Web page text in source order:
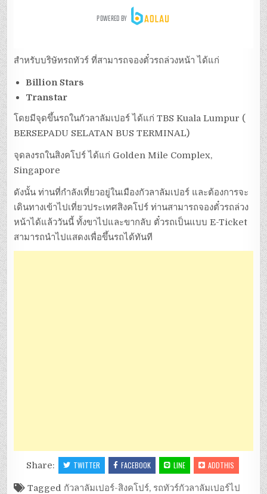
สำหรับบริษัทรถทัวร์ ที่สามารถจองตั๋วรถล่วงหน้า ได้แก่
Billion Stars
Transtar
โดยมีจุดขึ้นรถในกัวลาลัมเปอร์ ได้แก่ TBS Kuala Lumpur (
BERSEPADU SELATAN BUS TERMINAL)
จุดลงรถในสิงคโปร์ ได้แก่ Golden Mile Complex,
Singapore
ดังนั้น ท่านที่กำลังเที่ยวอยู่ในเมืองกัวลาลัมเปอร์ และต้องการจะ
เดินทางเข้าไปเที่ยวประเทศสิงคโปร์ ท่านสามารถจองตั๋วรถล่วง
หน้าได้แล้ววันนี้ ทั้งขาไปและขากลับ ตั๋วรถเป็นแบบ E-Ticket
สามารถนำไปแสดงเพื่อขึ้นรถได้ทันที
Share: TWITTER FACEBOOK LINE ADDTHIS
Tagged กัวลาลัมเปอร์-สิงคโปร์, รถทัวร์กัวลาลัมเปอร์ไป